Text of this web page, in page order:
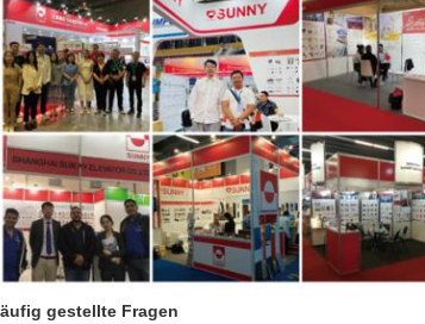
gestellte Fragen